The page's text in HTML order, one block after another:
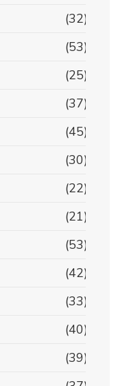
(32)
(53)
(25)
(37)
(45)
(30)
(22)
(21)
(53)
(42)
(33)
(40)
(39)